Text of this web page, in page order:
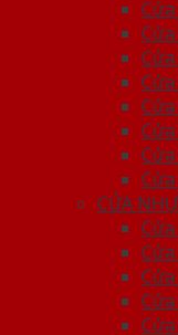
CỬA